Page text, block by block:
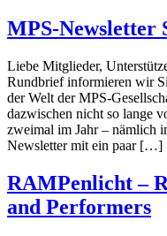
MPS-Newsletter
Liebe Mitglieder,
Rundbrief informieren wir
der Welt der MPS-
dazwischen nicht so lange
zweimal im Jahr – nämlich
Newsletter mit ein paar […]
RAMPenlicht –
and Performers